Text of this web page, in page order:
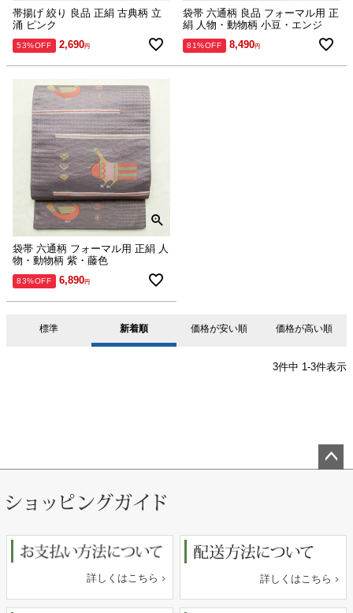
帯揚げ 絞り 良品 正絹 古典柄 立
涌 ピンク
53%OFF 2,690
袋帯 六通柄 良品 フォーマル用 正
絹 人物・動物柄 小豆・エンジ
81%OFF 8,490
袋帯 六通柄 フォーマル用 正絹 人
物・動物柄 紫・藤色
83%OFF 6,890
標準 新着順 価格が安い順 価格が高い順
3件中 1 -3件表示
詳しくはこちら 詳しくはこちら